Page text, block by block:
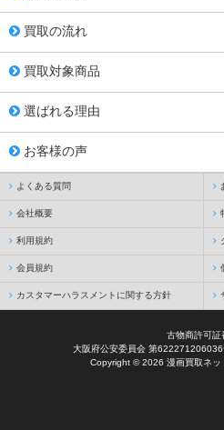
買取の流れ
買取対象商品
選ばれる理由
お客様の声
よくある質問
会社概要
利用規約
会員規約
カスタマーハラスメントに関する方針
古物商許可証
大阪府公安委員会 第622271206036
Copyright © 2026 漫画買取ネッ